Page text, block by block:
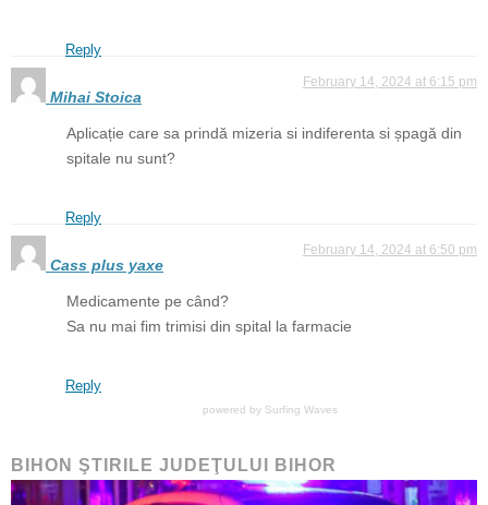
Reply
Mihai Stoica
February 14, 2024 at 6:15 pm
Aplicație care sa prindă mizeria si indiferenta si șpagă din
spitale nu sunt?
Reply
Cass plus yaxe
February 14, 2024 at 6:50 pm
Medicamente pe când?
Sa nu mai fim trimisi din spital la farmacie
Reply
powered by Surfing Waves
BIHON ŞTIRILE JUDEŢULUI BIHOR